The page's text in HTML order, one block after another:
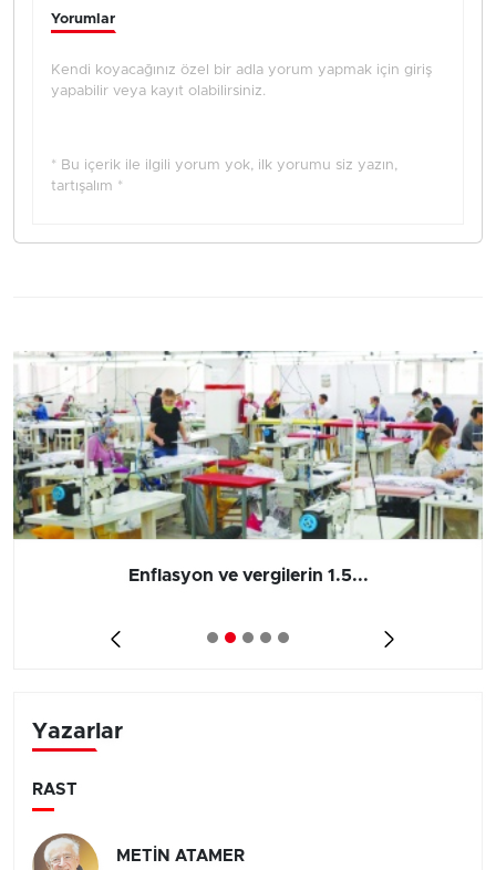
Yorumlar
Kendi koyacağınız özel bir adla yorum yapmak için giriş
yapabilir veya kayıt olabilirsiniz.
* Bu içerik ile ilgili yorum yok, ilk yorumu siz yazın,
tartışalım *
Enflasyon ve vergilerin 1.5...
Yazarlar
RAST
METİN ATAMER